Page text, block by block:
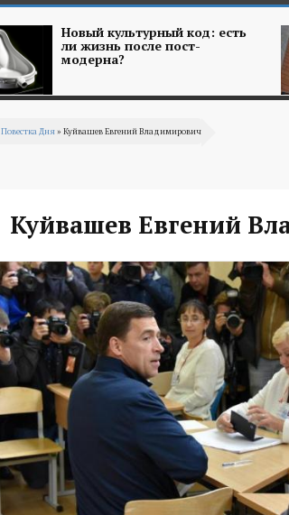
Новый культурный код: есть
ли жизнь после пост-
модерна?
Повестка Дня» Куйвашев Евгений Владимирович
Куйвашев Евгений